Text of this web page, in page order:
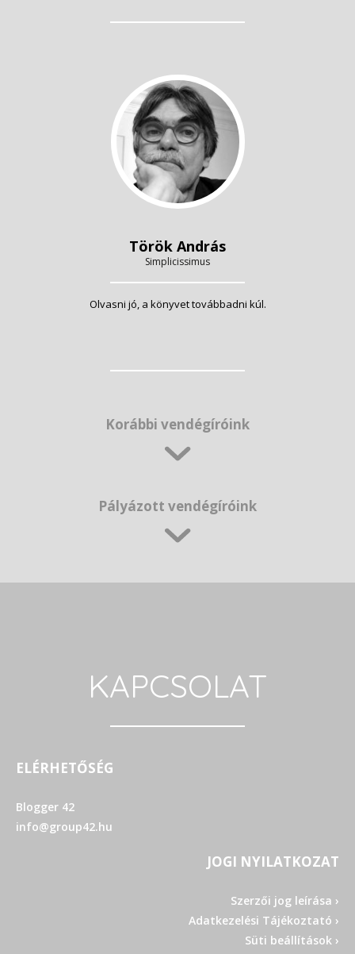
Török András
Simplicissimus
Olvasni jó, a könyvet továbbadni kúl.
Korábbi vendégíróink
Pályázott vendégíróink
KAPCSOLAT
ELÉRHETŐSÉG
Blogger 42
info@group42.hu
JOGI NYILATKOZAT
Szerzői jog leírása ›
Adatkezelési Tájékoztató ›
Süti beállítások ›